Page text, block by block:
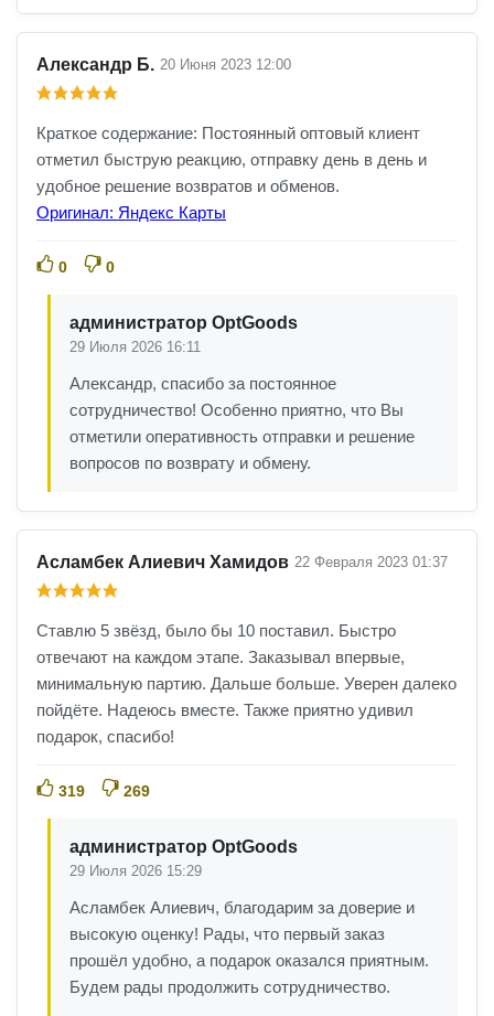
Александр Б. 20 Июня 2023 12:00
Краткое содержание: Постоянный оптовый клиент
отметил быструю реакцию, отправку день в день и
удобное решение возвратов и обменов.
Оригинал: Яндекс Карты
0 0
администратор OptGoods
29 Июля 2026 16:11
Александр, спасибо за постоянное
сотрудничество! Особенно приятно, что Вы
отметили оперативность отправки и решение
вопросов по возврату и обмену.
Асламбек Алиевич Хамидов 22 Февраля 2023 01:37
Ставлю 5 звёзд, было бы 10 поставил. Быстро
отвечают на каждом этапе. Заказывал впервые,
минимальную партию. Дальше больше. Уверен далеко
пойдёте. Надеюсь вместе. Также приятно удивил
подарок, спасибо!
319 269
администратор OptGoods
29 Июля 2026 15:29
Асламбек Алиевич, благодарим за доверие и
высокую оценку! Рады, что первый заказ
прошёл удобно, а подарок оказался приятным.
Будем рады продолжить сотрудничество.